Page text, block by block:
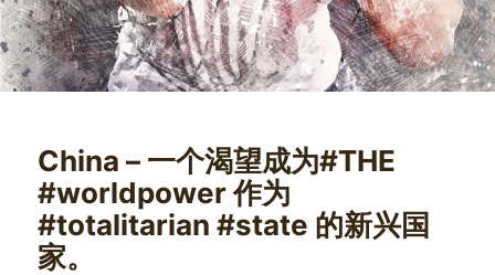
China – 一个渴望成为#THE
#worldpower 作为
#totalitarian #state 的新兴国
家。